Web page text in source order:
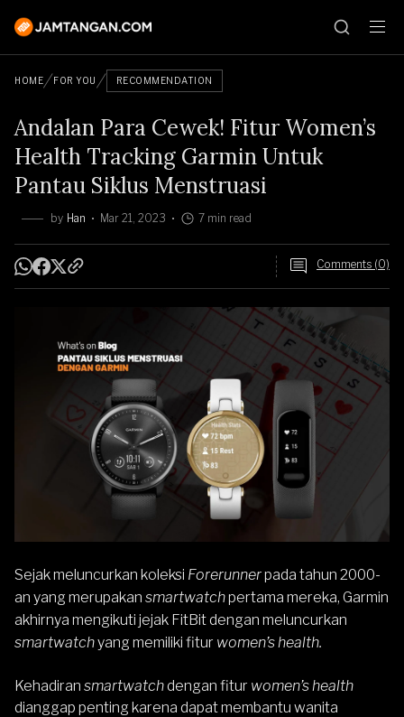
HOME FOR YOU RECOMMENDATION
Andalan Para Cewek! Fitur Women’s
Health Tracking Garmin Untuk
Pantau Siklus Menstruasi
by Han Mar 21, 2023 7 min read
Comments (0)
Sejak meluncurkan koleksi Forerunnerpada tahun 2000-
an yang merupakan smartwatchpertama mereka, Garmin
akhirnya mengikuti jejak FitBit dengan meluncurkan
smartwatchyang memiliki fitur women’s health.
Kehadiran smartwatchdengan fitur women’s health
dianggap penting karena dapat membantu wanita